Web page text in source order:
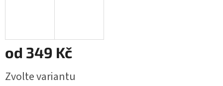
od 349 Kč
cena:
Zvolte variantu